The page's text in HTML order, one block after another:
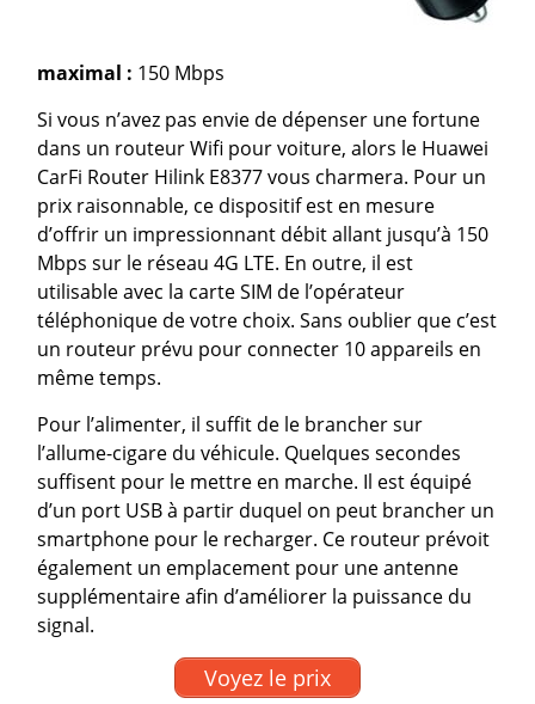
maximal : 150 Mbps
Si vous n’avez pas envie de dépenser une fortune
dans un routeur Wifi pour voiture, alors le Huawei
CarFi Router Hilink E8377 vous charmera. Pour un
prix raisonnable, ce dispositif est en mesure
d’offrir un impressionnant débit allant jusqu’à 150
Mbps sur le réseau 4G LTE. En outre, il est
utilisable avec la carte SIM de l’opérateur
téléphonique de votre choix. Sans oublier que c’est
un routeur prévu pour connecter 10 appareils en
même temps.
Pour l’alimenter, il suffit de le brancher sur
l’allume-cigare du véhicule. Quelques secondes
suffisent pour le mettre en marche. Il est équipé
d’un port USB à partir duquel on peut brancher un
smartphone pour le recharger. Ce routeur prévoit
également un emplacement pour une antenne
supplémentaire afin d’améliorer la puissance du
signal.
Voyez le prix